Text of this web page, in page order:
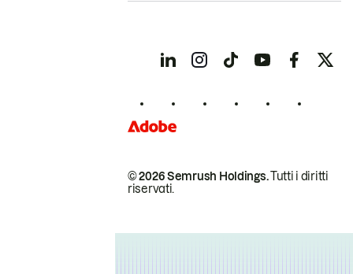
© 2026 Semrush Holdings.Tutti i diritti
riservati.